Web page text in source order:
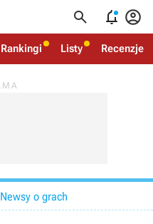
  
Rankingi Listy Recenzje
Newsy o grach